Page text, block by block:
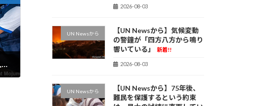
【UN Newsから】世界中で1億1,400万人以上が戦争や暴力により避難している
2026-08-03
UN Newsから
【UN Newsから】気候変動
の警鐘が「四方八方から鳴り
響いている」
新着!!
2026-08-03
UN Newsから
【UN Newsから】75年後、
難民を保護するという約束